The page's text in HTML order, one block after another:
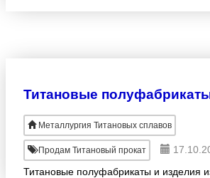
Титановые
Металлургия Титановых сплавов
Продам Титановый прокат
Титановые полуфабрикаты и изделия